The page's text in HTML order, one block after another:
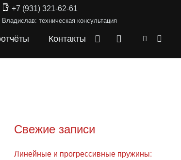
+7 (931) 321-62-61
Владислав: техническая консультация
Контакты
Свежие записи
Линейные и прогрессивные пружины: